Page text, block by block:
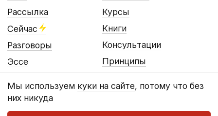
Мы используем куки на сайте, потому что без
них никуда
Рассылка
Сейчас
Разговоры
Эссе
Курсы
Книги
Консультации
Принципы